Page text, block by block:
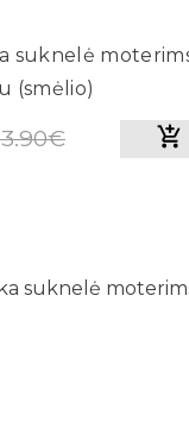
suknelė
(smėlio)
suknelė